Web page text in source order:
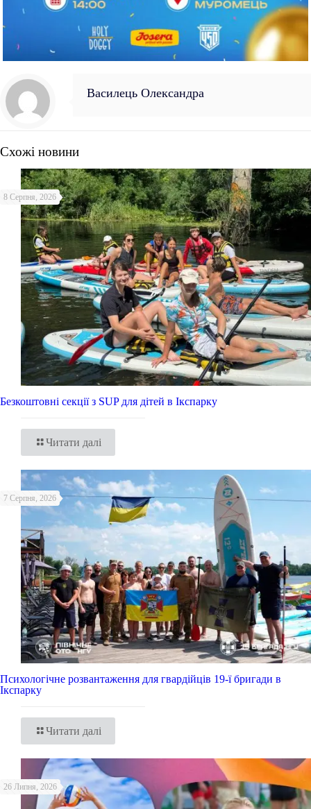
Василець Олександра
Схожі новини
8 Серпня, 2026
Безкоштовні секції з SUP для дітей в Ікспарку
Читати далі
7 Серпня, 2026
Психологічне розвантаження для гвардійців 19-ї бригади в
Ікспарку
Читати далі
26 Липня, 2026